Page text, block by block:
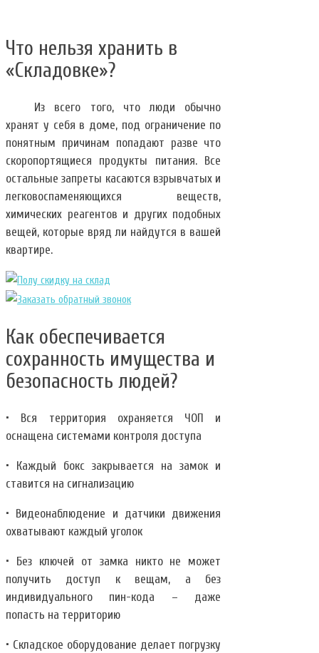
Что нельзя хранить в
«Складовке»?
Из всего того, что люди обычно
хранят у себя в доме, под ограничение по
понятным причинам попадают разве что
скоропортящиеся продукты питания. Все
остальные запреты касаются взрывчатых и
легковоспаменяющихся веществ,
химических реагентов и других подобных
вещей, которые вряд ли найдутся в вашей
квартире.
Как обеспечивается
сохранность имущества и
безопасность людей?
• Вся территория охраняется ЧОП и
оснащена системами контроля доступа
• Каждый бокс закрывается на замок и
ставится на сигнализацию
• Видеонаблюдение и датчики движения
охватывают каждый уголок
• Без ключей от замка никто не может
получить доступ к вещам, а без
индивидуального пин-кода – даже
попасть на территорию
• Складское оборудование делает погрузку